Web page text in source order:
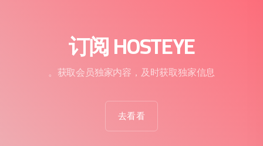
订阅 HOSTEYE
获取会员独家内容，及时获取独家信息。
去看看